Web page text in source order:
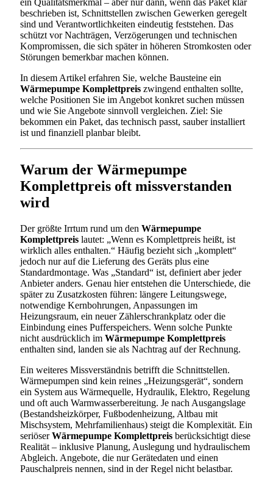
ein Qualitätsmerkmal – aber nur dann, wenn das Paket klar
beschrieben ist, Schnittstellen zwischen Gewerken geregelt
sind und Verantwortlichkeiten eindeutig feststehen. Das
schützt vor Nachträgen, Verzögerungen und technischen
Kompromissen, die sich später in höheren Stromkosten oder
Störungen bemerkbar machen können.
In diesem Artikel erfahren Sie, welche Bausteine ein
Wärmepumpe Komplettpreis zwingend enthalten sollte,
welche Positionen Sie im Angebot konkret suchen müssen
und wie Sie Angebote sinnvoll vergleichen. Ziel: Sie
bekommen ein Paket, das technisch passt, sauber installiert
ist und finanziell planbar bleibt.
Warum der Wärmepumpe
Komplettpreis oft missverstanden
wird
Der größte Irrtum rund um den Wärmepumpe
Komplettpreis lautet: „Wenn es Komplettpreis heißt, ist
wirklich alles enthalten.“ Häufig bezieht sich „komplett“
jedoch nur auf die Lieferung des Geräts plus eine
Standardmontage. Was „Standard“ ist, definiert aber jeder
Anbieter anders. Genau hier entstehen die Unterschiede, die
später zu Zusatzkosten führen: längere Leitungswege,
notwendige Kernbohrungen, Anpassungen im
Heizungsraum, ein neuer Zählerschrankplatz oder die
Einbindung eines Pufferspeichers. Wenn solche Punkte
nicht ausdrücklich im Wärmepumpe Komplettpreis
enthalten sind, landen sie als Nachtrag auf der Rechnung.
Ein weiteres Missverständnis betrifft die Schnittstellen.
Wärmepumpen sind kein reines „Heizungsgerät“, sondern
ein System aus Wärmequelle, Hydraulik, Elektro, Regelung
und oft auch Warmwasserbereitung. Je nach Ausgangslage
(Bestandsheizkörper, Fußbodenheizung, Altbau mit
Mischsystem, Mehrfamilienhaus) steigt die Komplexität. Ein
seriöserWärmepumpe Komplettpreis berücksichtigt diese
Realität – inklusive Planung, Auslegung und hydraulischem
Abgleich. Angebote, die nur Gerätedaten und einen
Pauschalpreis nennen, sind in der Regel nicht belastbar.